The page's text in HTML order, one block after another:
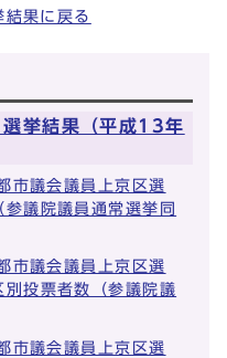
果に戻る
挙結果（平成13年
議会議員上京区選
議院議員通常選挙同
議会議員上京区選
投票者数（参議院議
議会議員上京区選